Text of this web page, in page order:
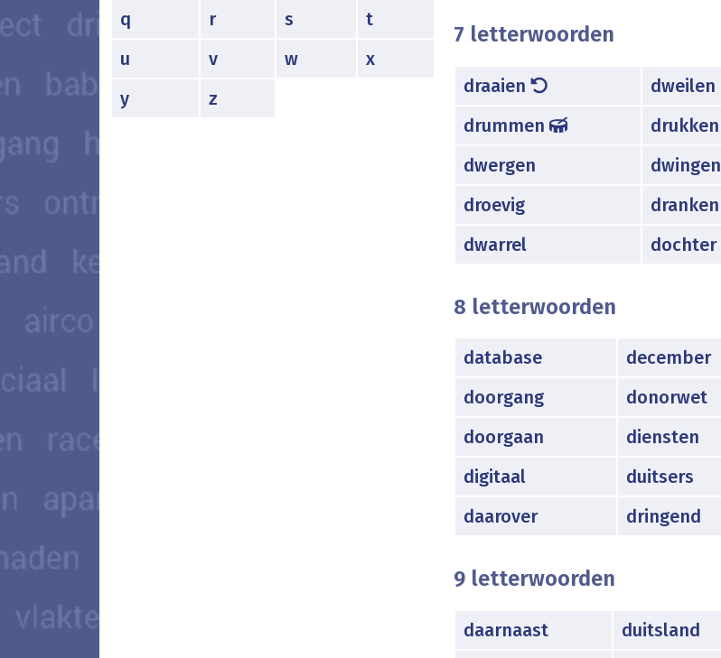
q
r s
t
u
v w
x
y
z
7 letterwoorden
draaien dweilen
drummen
drukken
dwergen
dwingen
droevig
dranken
dwarrel
dochter
8 letterwoorden
database december
doorgang
donorwet
doorgaan
diensten
digitaal
duitsers
daarover
dringend
9 letterwoorden
daarnaast duitsland